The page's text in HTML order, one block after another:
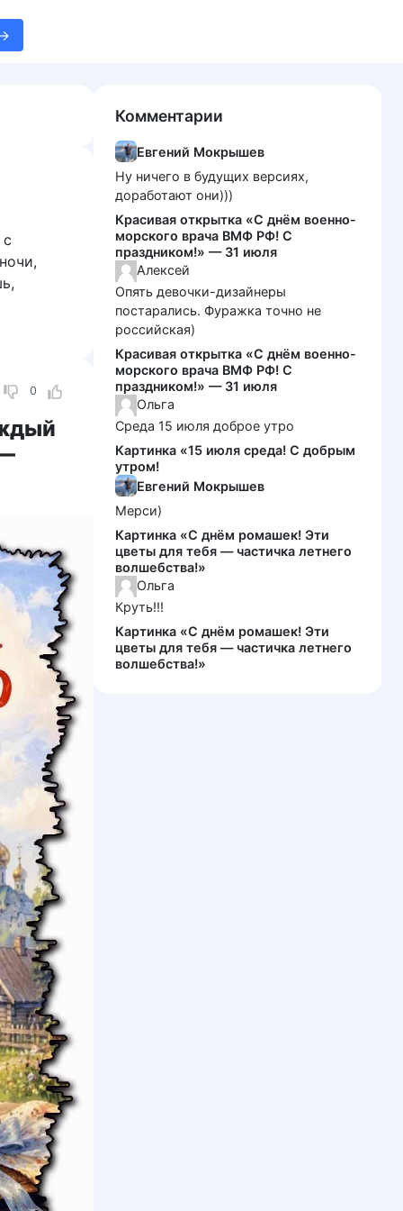
0
Комментарии
Евгений Мокрышев
Ну ничего в будущих версиях,
доработают они)))
Красивая открытка «С днём военно-
морского врача ВМФ РФ! С
праздником!» — 31 июля
Алексей
Опять девочки-дизайнеры
постарались. Фуражка точно не
российская)
Красивая открытка «С днём военно-
морского врача ВМФ РФ! С
праздником!» — 31 июля
Ольга
Среда 15 июля доброе утро
Картинка «15 июля среда! С добрым
утром!
Евгений Мокрышев
Мерси)
Картинка «С днём ромашек! Эти
цветы для тебя — частичка летнего
волшебства!»
Ольга
Круть!!!
Картинка «С днём ромашек! Эти
цветы для тебя — частичка летнего
волшебства!»